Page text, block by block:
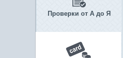
Проверки от А до Я